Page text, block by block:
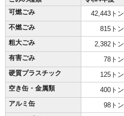
可燃ごみ
42,443トン
不燃ごみ
815トン
粗大ごみ
2,382トン
有害ごみ
78トン
硬質プラスチック
125トン
空き缶・金属類
400トン
アルミ缶
98トン